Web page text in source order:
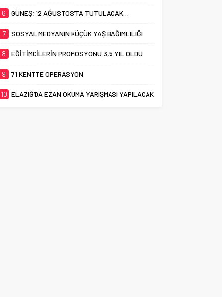
6 GÜNEŞ; 12 AĞUSTOS’TA TUTULACAK…
7 SOSYAL MEDYANIN KÜÇÜK YAŞ BAĞIMLILIĞI
8 EĞİTİMCİLERİN PROMOSYONU 3,5 YIL OLDU
9 71 KENTTE OPERASYON
10 ELAZIĞ’DA EZAN OKUMA YARIŞMASI YAPILACAK